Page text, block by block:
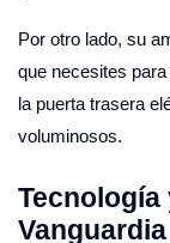
Por otro lado, su
que necesites
la puerta trasera
voluminosos.
Tecnología
Vanguardia